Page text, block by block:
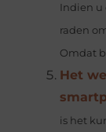
Indien u
raden
Omdat
Het
is het